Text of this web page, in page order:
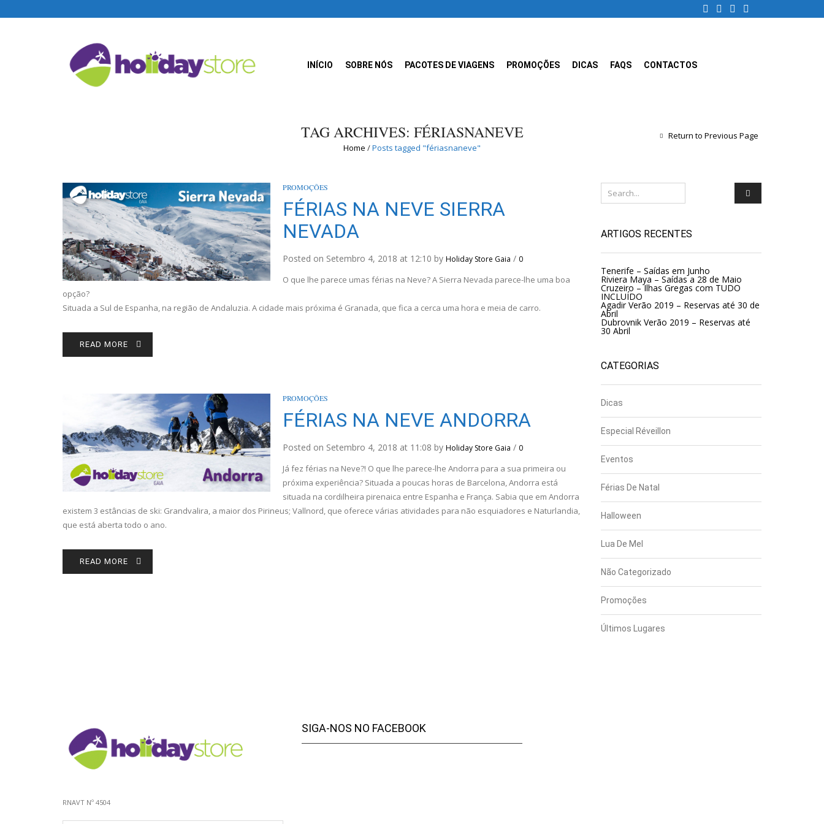
INÍCIO SOBRE NÓS PACOTES DE VIAGENS PROMOÇÕES DICAS FAQS CONTACTOS
TAG ARCHIVES: FÉRIASNANEVE
Home /Posts tagged "fériasnaneve"
Return to Previous Page
PROMOÇÕES
FÉRIAS NA NEVE SIERRA
NEVADA
Posted on Setembro 4, 2018 at 12:10 by Holiday Store Gaia / 0
O que lhe parece umas férias na Neve? A Sierra Nevada parece-lhe uma boa
opção?
Situada a Sul de Espanha, na região de Andaluzia. A cidade mais próxima é Granada, que fica a cerca uma hora e meia de carro.
READ MORE
PROMOÇÕES
FÉRIAS NA NEVE ANDORRA
Posted on Setembro 4, 2018 at 11:08 by Holiday Store Gaia / 0
Já fez férias na Neve?! O que lhe parece-lhe Andorra para a sua primeira ou
próxima experiência? Situada a poucas horas de Barcelona, Andorra está
situada na cordilheira pirenaica entre Espanha e França. Sabia que em Andorra
existem 3 estâncias de ski: Grandvalira, a maior dos Pirineus; Vallnord, que oferece várias atividades para não esquiadores e Naturlandia,
que está aberta todo o ano.
READ MORE
ARTIGOS RECENTES
Tenerife – Saídas em Junho
Riviera Maya – Saídas a 28 de Maio
Cruzeiro – Ilhas Gregas com TUDO
INCLUÍDO
Agadir Verão 2019 – Reservas até 30 de
Abril
Dubrovnik Verão 2019 – Reservas até
30 Abril
CATEGORIAS
Dicas
Especial Réveillon
Eventos
Férias De Natal
Halloween
Lua De Mel
Não Categorizado
Promoções
Últimos Lugares
RNAVT Nº 4504
SIGA-NOS NO FACEBOOK